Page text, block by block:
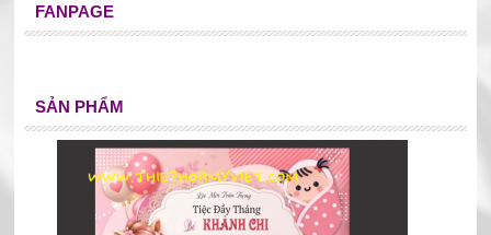
FANPAGE
SẢN PHẨM